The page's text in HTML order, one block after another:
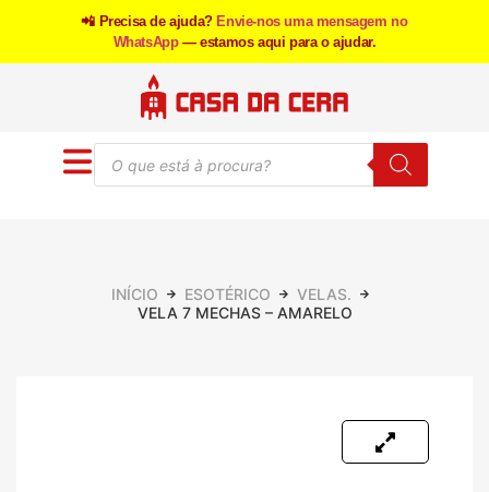
📲 Precisa de ajuda? Envie-nos uma mensagem no
WhatsApp — estamos aqui para o ajudar.
INÍCIO ESOTÉRICO
VELAS.
VELA 7 MECHAS – AMARELO